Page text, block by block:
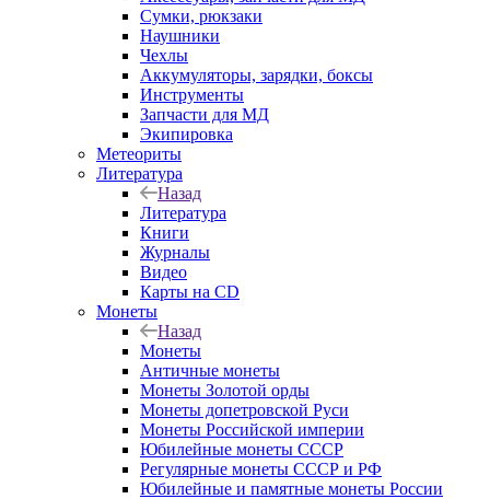
Сумки, рюкзаки
Наушники
Чехлы
Аккумуляторы, зарядки, боксы
Инструменты
Запчасти для МД
Экипировка
Метеориты
Литература
Назад
Литература
Книги
Журналы
Видео
Карты на CD
Монеты
Назад
Монеты
Античные монеты
Монеты Золотой орды
Монеты допетровской Руси
Монеты Российской империи
Юбилейные монеты СССР
Регулярные монеты СССР и РФ
Юбилейные и памятные монеты России